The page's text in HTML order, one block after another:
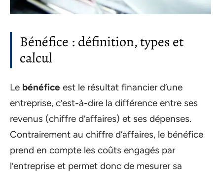
Bénéfice : définition, types et
calcul
Le bénéfice est le résultat financier d’une
entreprise, c’est-à-dire la différence entre ses
revenus (chiffre d’affaires) et ses dépenses.
Contrairement au chiffre d’affaires, le bénéfice
prend en compte les coûts engagés par
l’entreprise et permet donc de mesurer sa